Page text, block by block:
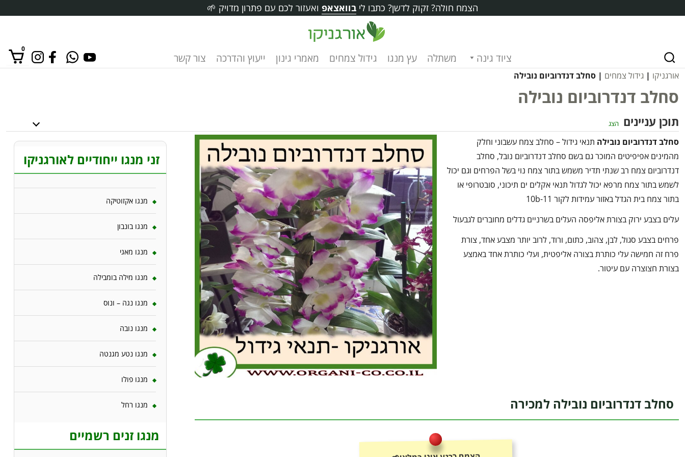
הצמח חולה? זקוק לדשן? כתבו לי בוואצאפ ואעזור לכם עם פתרון מדויק 🌱
ציוד גינה משתלה עץ מנגו גידול צמחים מאמרי גינון ייעוץ והדרכה צור קשר
0
אורגניקו | גידול צמחים | סחלב דנדרוביום נובילה
סחלב דנדרוביום נובילה
תוכן עניינים הצג
סחלב דנדרוביום נובילה תנאי גידול – סחלב צמח עשבוני וחלק
מהמינים אפיפיטים המוכר גם בשם סחלב דנדרוביום נובל, סחלב
דנדרוביום צמח רב שנתי תדיר משמש בתור צמח נוי בשל הפרחים וגם יכול
לשמש בתור צמח מרפא יכול לגדול תנאי אקלים ים תיכוני, סובטרופי או
בתור צמח בית הגדל באזור עמידות לקור 10b-11
עלים בצבע ירוק בצורת אליפסה העלים בשרניים גדלים מחוברים לגבעול
פרחים בצבע סגול, לבן, צהוב, כתום, ורוד, לרוב יותר מצבע אחד, צורת
פרח זה חמישה עלי כותרת בצורה אליפטית, ועלי כותרת אחד באמצע
בצורת חצוצרה עם עיטור.
סחלב דנדרוביום נובילה למכירה
זני מנגו ייחודיים לאורגניקו
מנגו אקזוטיקה
מנגו בונבון
מנגו מאגי
מנגו מילה בומבילה
מנגו נגה – ונוס
מנגו נובה
מנגו נטע מגנטה
מנגו פולו
מנגו רחל
מנגו זנים רשמיים